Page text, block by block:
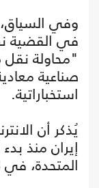
وفي السياق،
في القضية
"محاولة
صناعية
استخباراتية.
يُذكر أن
إيران منذ
المتحدة، في 28 شباط/ فبراير.